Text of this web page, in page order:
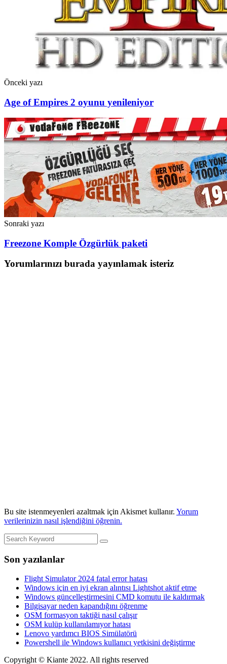
Önceki yazı
Age of Empires 2 oyunu yenileniyor
Sonraki yazı
Freezone Komple Özgürlük paketi
Yorumlarınızı burada yayınlamak isteriz
Bu site istenmeyenleri azaltmak için Akismet kullanır. Yorum
verilerinizin nasıl işlendiğini öğrenin.
Son yazılanlar
Flight Simulator 2024 fatal error hatası
Windows için en iyi ekran alıntısı Lightshot aktif etme
Windows güncelleştirmesini CMD komutu ile kaldırmak
Bilgisayar neden kapandığını öğrenme
OSM formasyon taktiği nasıl çalışır
OSM kulüp kullanılamıyor hatası
Lenovo yardımcı BIOS Simülatörü
Powershell ile Windows kullanıcı yetkisini değiştirme
Copyright © Kiante 2022. All rights reserved